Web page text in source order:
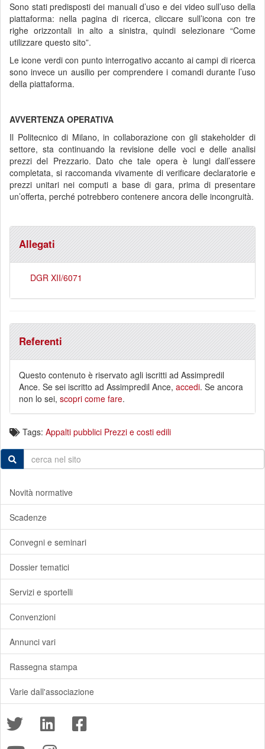
Sono stati predisposti dei manuali d’uso e dei video sull’uso della
piattaforma: nella pagina di ricerca, cliccare sull’icona con tre
righe orizzontali in alto a sinistra, quindi selezionare “Come
utilizzare questo sito”.
Le icone verdi con punto interrogativo accanto ai campi di ricerca
sono invece un ausilio per comprendere i comandi durante l’uso
della piattaforma.
AVVERTENZA OPERATIVA
Il Politecnico di Milano, in collaborazione con gli stakeholder di
settore, sta continuando la revisione delle voci e delle analisi
prezzi del Prezzario. Dato che tale opera è lungi dall’essere
completata, si raccomanda vivamente di verificare declaratorie e
prezzi unitari nei computi a base di gara, prima di presentare
un’offerta, perché potrebbero contenere ancora delle incongruità.
Allegati
DGR XII/6071
Referenti
Questo contenuto è riservato agli iscritti ad Assimpredil
Ance. Se sei iscritto ad Assimpredil Ance, accedi. Se ancora
non lo sei, scopri come fare.
Tags: Appalti pubblici Prezzi e costi edili
Novità normative
Scadenze
Convegni e seminari
Dossier tematici
Servizi e sportelli
Convenzioni
Annunci vari
Rassegna stampa
Varie dall'associazione